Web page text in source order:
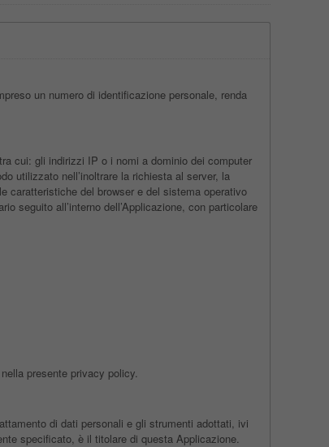
un numero di identificazione personale, renda
cui: gli indirizzi IP o i nomi a dominio dei computer
utilizzato nell’inoltrare la richiesta al server, la
caratteristiche del browser e del sistema operativo
seguito all’interno dell’Applicazione, con particolare
presente privacy policy.
di dati personali e gli strumenti adottati, ivi
specificato, è il titolare di questa Applicazione.